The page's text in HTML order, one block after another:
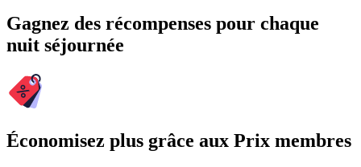
Gagnez des récompenses pour chaque
nuit séjournée
Économisez plus grâce aux Prix membres